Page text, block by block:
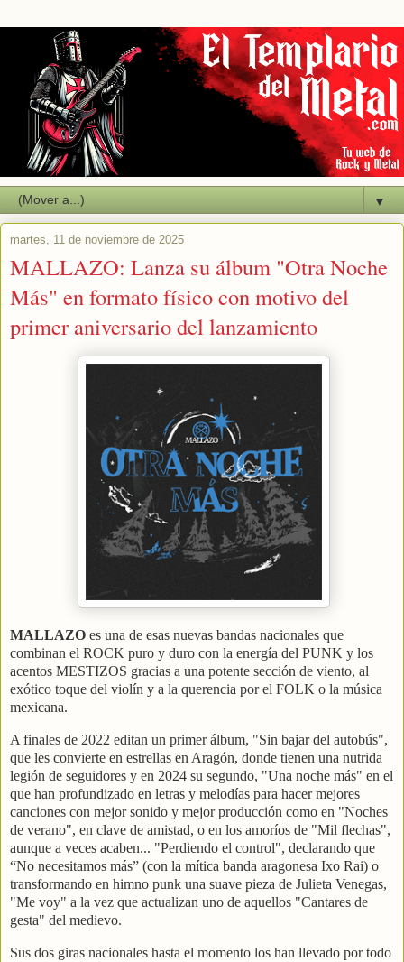
▼
martes, 11 de noviembre de 2025
MALLAZO: Lanza su álbum "Otra Noche
Más" en formato físico con motivo del
primer aniversario del lanzamiento
MALLAZO es una de esas nuevas bandas nacionales que
combinan el ROCK puro y duro con la energía del PUNK y los
acentos MESTIZOS gracias a una potente sección de viento, al
exótico toque del violín y a la querencia por el FOLK o la música
mexicana.
A finales de 2022 editan un primer álbum, "Sin bajar del autobús",
que les convierte en estrellas en Aragón, donde tienen una nutrida
legión de seguidores y en 2024 su segundo, "Una noche más" en el
que han profundizado en letras y melodías para hacer mejores
canciones con mejor sonido y mejor producción como en "Noches
de verano", en clave de amistad, o en los amoríos de "Mil flechas",
aunque a veces acaben... "Perdiendo el control", declarando que
“No necesitamos más” (con la mítica banda aragonesa Ixo Rai) o
transformando en himno punk una suave pieza de Julieta Venegas,
"Me voy" a la vez que actualizan uno de aquellos "Cantares de
gesta" del medievo.
Sus dos giras nacionales hasta el momento los han llevado por todo